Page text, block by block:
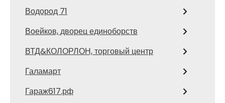
Водород 71
Воейков, дворец единоборств
ВТД&КОЛОРЛОН, торговый центр
Галамарт
Гараж617.рф